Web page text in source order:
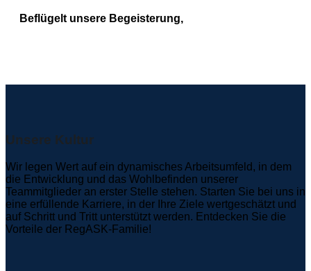
Beflügelt unsere Begeisterung,
Unsere Kultur
Wir legen Wert auf ein dynamisches Arbeitsumfeld, in dem
die Entwicklung und das Wohlbefinden unserer
Teammitglieder an erster Stelle stehen. Starten Sie bei uns in
eine erfüllende Karriere, in der Ihre Ziele wertgeschätzt und
auf Schritt und Tritt unterstützt werden. Entdecken Sie die
Vorteile der RegASK-Familie!